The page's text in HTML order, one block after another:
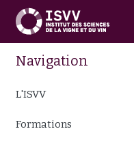
Navigation
L'ISVV
Formations